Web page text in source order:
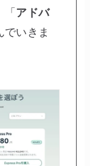
「 アドバ
でいきま